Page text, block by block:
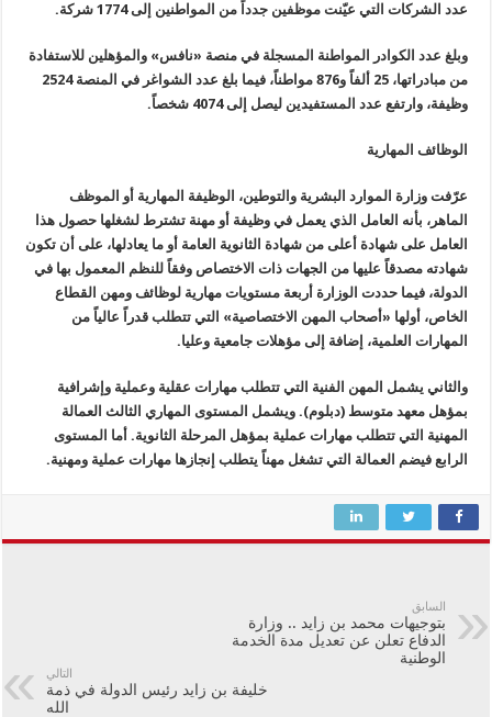
عدد الشركات التي عيّنت موظفين جدداً من المواطنين إلى 1774 شركة.
وبلغ عدد الكوادر المواطنة المسجلة في منصة «نافس» والمؤهلين للاستفادة
من مبادراتها، 25 ألفاً و876 مواطناً، فيما بلغ عدد الشواغر في المنصة 2524
وظيفة، وارتفع عدد المستفيدين ليصل إلى 4074 شخصاً.
الوظائف المهارية
عرّفت وزارة الموارد البشرية والتوطين، الوظيفة المهارية أو الموظف
الماهر، بأنه العامل الذي يعمل في وظيفة أو مهنة تشترط لشغلها حصول هذا
العامل على شهادة أعلى من شهادة الثانوية العامة أو ما يعادلها، على أن تكون
شهادته مصدقاً عليها من الجهات ذات الاختصاص وفقاً للنظم المعمول بها في
الدولة، فيما حددت الوزارة أربعة مستويات مهارية لوظائف ومهن القطاع
الخاص، أولها «أصحاب المهن الاختصاصية» التي تتطلب قدراً عالياً من
المهارات العلمية، إضافة إلى مؤهلات جامعية وعليا.
والثاني يشمل المهن الفنية التي تتطلب مهارات عقلية وعملية وإشرافية
بمؤهل معهد متوسط (دبلوم). ويشمل المستوى المهاري الثالث العمالة
المهنية التي تتطلب مهارات عملية بمؤهل المرحلة الثانوية. أما المستوى
الرابع فيضم العمالة التي تشغل مهناً يتطلب إنجازها مهارات عملية ومهنية.
السابق
بتوجيهات محمد بن زايد .. وزارة
الدفاع تعلن عن تعديل مدة الخدمة
الوطنية
التالي
خليفة بن زايد رئيس الدولة في ذمة
الله